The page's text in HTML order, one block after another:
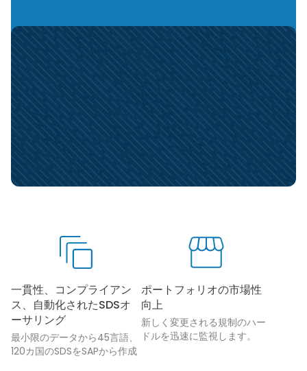
一貫性、コンプライアン
ス、自動化されたSDSオ
ーサリング
最小限のデータから45言語、
120カ国のSDSをSAPから作成
ポートフォリオの市場性
向上
新しく変更される規制のハー
ドルを迅速に監視します。